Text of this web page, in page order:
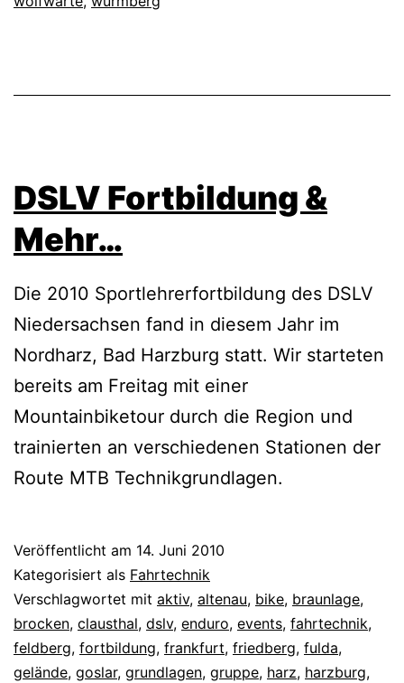
DSLV Fortbildung &
Mehr…
Die 2010 Sportlehrerfortbildung des DSLV
Niedersachsen fand in diesem Jahr im
Nordharz, Bad Harzburg statt. Wir starteten
bereits am Freitag mit einer
Mountainbiketour durch die Region und
trainierten an verschiedenen Stationen der
Route MTB Technikgrundlagen.
Veröffentlicht am 14. Juni 2010
Kategorisiert als Fahrtechnik
Verschlagwortet mit aktiv, altenau, bike, braunlage,
brocken, clausthal, dslv, enduro, events, fahrtechnik,
feldberg, fortbildung, frankfurt, friedberg, fulda,
gelände, goslar, grundlagen, gruppe, harz, harzburg,